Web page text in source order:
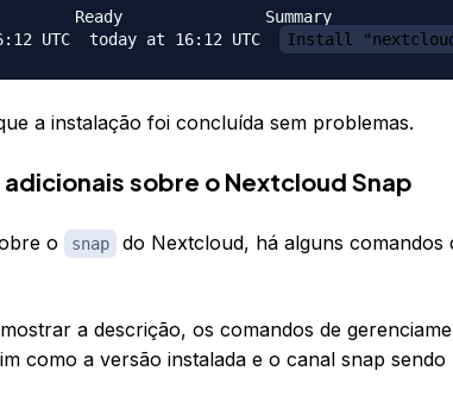
Ready               Summary
UTC  today at 16:12 UTC
Install
a instalação foi concluída sem problemas.
sobre o Nextcloud Snap
o snap
do Nextcloud, há alguns comandos
a descrição, os comandos de
como a versão instalada e o canal snap sendo